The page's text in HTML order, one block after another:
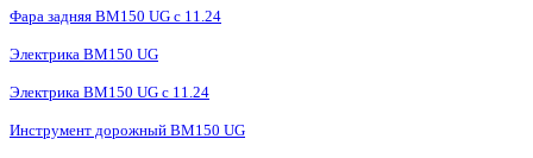
Фара задняя BM150 UG с 11.24
Электрика BM150 UG
Электрика BM150 UG c 11.24
Инструмент дорожный BM150 UG